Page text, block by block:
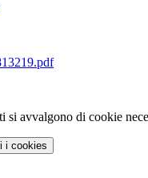
si avvalgono di cookie
i cookies